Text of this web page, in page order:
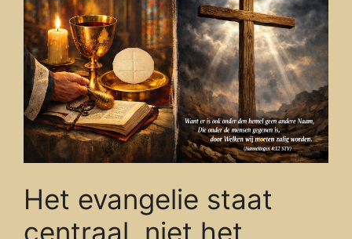
Het evangelie staat
centraal, niet het